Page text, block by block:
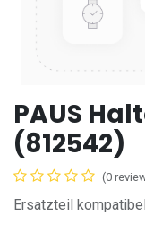
PAUS
(812542)
(0
Ersatzteil